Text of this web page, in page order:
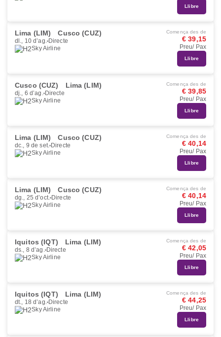
Llibre
Lima (LIM) Cusco (CUZ)
dl., 10 d’ag. Directe
Sky Airline
Comença des de
€ 39,15
Preu/ Pax
Llibre
Cusco (CUZ) Lima (LIM)
dj., 6 d’ag. Directe
Sky Airline
Comença des de
€ 39,85
Preu/ Pax
Llibre
Lima (LIM) Cusco (CUZ)
dc., 9 de set. Directe
Sky Airline
Comença des de
€ 40,14
Preu/ Pax
Llibre
Lima (LIM) Cusco (CUZ)
dg., 25 d’oct. Directe
Sky Airline
Comença des de
€ 40,14
Preu/ Pax
Llibre
Iquitos (IQT) Lima (LIM)
ds., 8 d’ag. Directe
Sky Airline
Comença des de
€ 42,05
Preu/ Pax
Llibre
Iquitos (IQT) Lima (LIM)
dt., 18 d’ag. Directe
Sky Airline
Comença des de
€ 44,25
Preu/ Pax
Llibre